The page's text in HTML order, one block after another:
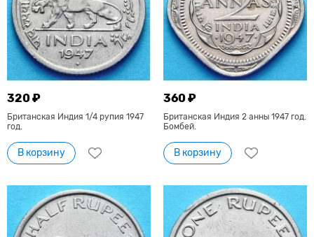
320 ₽
Британская Индия 1/4 рупия 1947
год.
В корзину
360 ₽
Британская Индия 2 анны 1947 год.
Бомбей.
В корзину